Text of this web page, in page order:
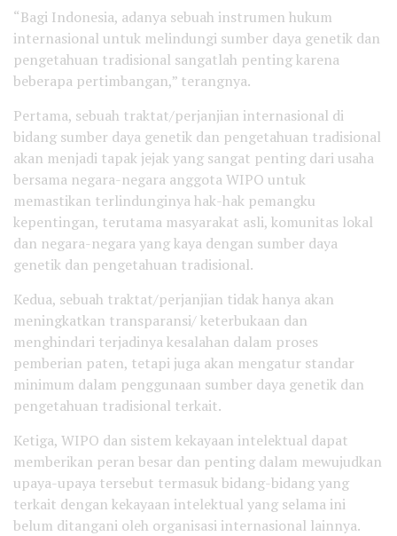
“Bagi Indonesia, adanya sebuah instrumen hukum
internasional untuk melindungi sumber daya genetik dan
pengetahuan tradisional sangatlah penting karena
beberapa pertimbangan,” terangnya.
Pertama, sebuah traktat/perjanjian internasional di
bidang sumber daya genetik dan pengetahuan tradisional
akan menjadi tapak jejak yang sangat penting dari usaha
bersama negara-negara anggota WIPO untuk
memastikan terlindunginya hak-hak pemangku
kepentingan, terutama masyarakat asli, komunitas lokal
dan negara-negara yang kaya dengan sumber daya
genetik dan pengetahuan tradisional.
Kedua, sebuah traktat/perjanjian tidak hanya akan
meningkatkan transparansi/ keterbukaan dan
menghindari terjadinya kesalahan dalam proses
pemberian paten, tetapi juga akan mengatur standar
minimum dalam penggunaan sumber daya genetik dan
pengetahuan tradisional terkait.
Ketiga, WIPO dan sistem kekayaan intelektual dapat
memberikan peran besar dan penting dalam mewujudkan
upaya-upaya tersebut termasuk bidang-bidang yang
terkait dengan kekayaan intelektual yang selama ini
belum ditangani oleh organisasi internasional lainnya.